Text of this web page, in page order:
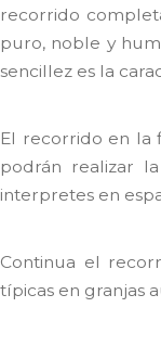
recorrido
puro, noble y
sencillez es la
El recorrido en la
podrán realizar
interpretes en
Continua el
típicas en granjas